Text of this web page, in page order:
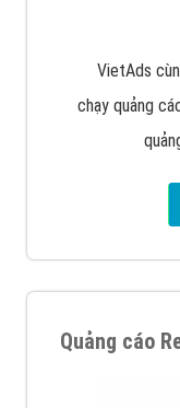
VietAds
chạy quảng
Quảng cáo